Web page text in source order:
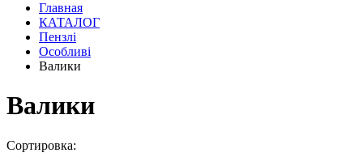
Главная
КАТАЛОГ
Пензлі
Особливі
Валики
Валики
Сортировка: